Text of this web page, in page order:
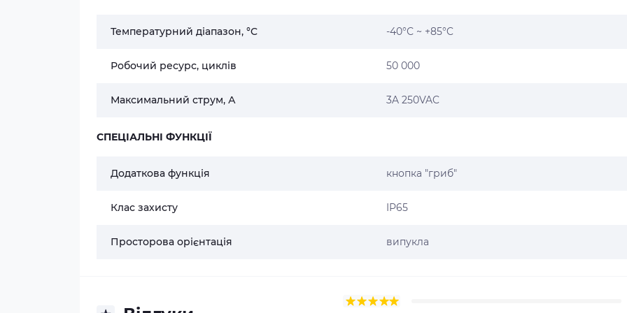
Температурний діапазон, °C -40°С ~ +85°C
Робочий ресурс, циклів 50 000
Максимальний струм, А 3A 250VAC
СПЕЦІАЛЬНІ ФУНКЦІЇ
Додаткова функція кнопка "гриб"
Клас захисту IP65
Просторова орієнтація випукла